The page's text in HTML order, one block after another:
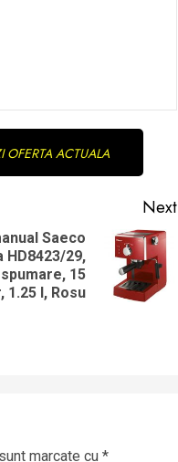
OFERTA ACTUALA
Next
Saeco
HD8423/29,
15
1.25 l, Rosu
marcate cu *